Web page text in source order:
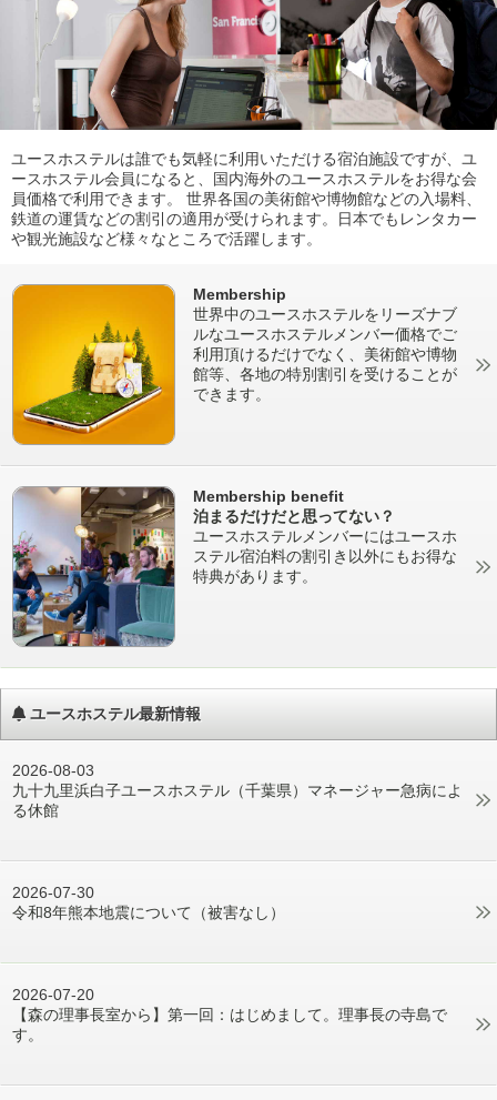
ユースホステルは誰でも気軽に利用いただける宿泊施設ですが、ユ
ースホステル会員になると、国内海外のユースホステルをお得な会
員価格で利用できます。 世界各国の美術館や博物館などの入場料、
鉄道の運賃などの割引の適用が受けられます。日本でもレンタカー
や観光施設など様々なところで活躍します。
Membership
世界中のユースホステルをリーズナブ
ルなユースホステルメンバー価格でご
利用頂けるだけでなく、美術館や博物
館等、各地の特別割引を受けることが
できます。
Membership benefit
泊まるだけだと思ってない？
ユースホステルメンバーにはユースホ
ステル宿泊料の割引き以外にもお得な
特典があります。
ユースホステル最新情報
2026-08-03
九十九里浜白子ユースホステル（千葉県）マネージャー急病によ
る休館
2026-07-30
令和8年熊本地震について（被害なし）
2026-07-20
【森の理事長室から】第一回：はじめまして。理事長の寺島で
す。